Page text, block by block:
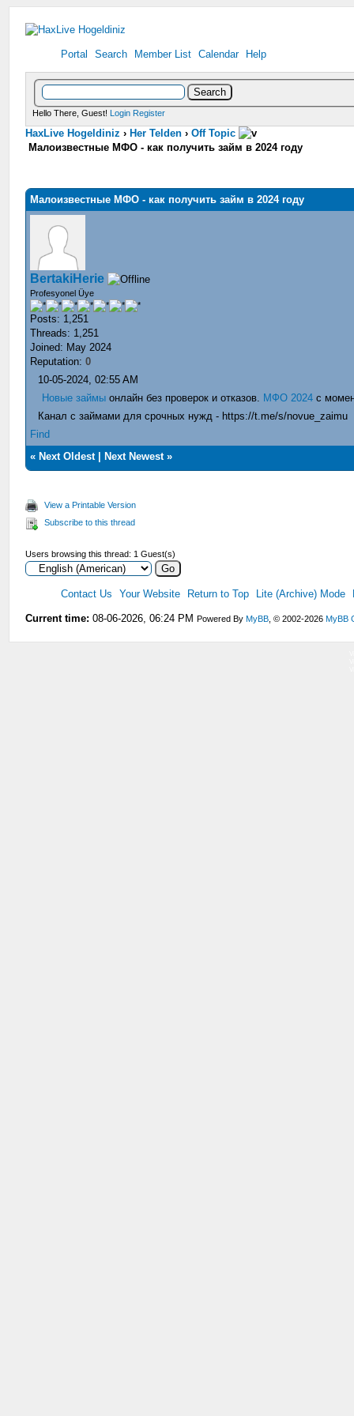
Portal Search Member List Calendar Help
Hello There, Guest! Login Register
HaxLive Hogeldiniz ›Her Telden ›Off Topic
Малоизвестные МФО - как получить займ в 2024 году
Малоизвестные МФО - как получить займ в 2024 году
BertakiHerie
Profesyonel Üye
Posts: 1,251
Threads: 1,251
Joined: May 2024
Reputation:0
10-05-2024, 02:55 AM
Новые займы онлайн без проверок и отказов. МФО 2024 с
Канал с займами для срочных нужд - https://t.me/s/novue_zaimu
Find
« Next Oldest| Next Newest»
View a Printable Version
Subscribe to this thread
Users browsing this thread: 1 Guest(s)
Contact Us Your Website Return to Top Lite (Archive) Mode
Current time: 08-06-2026, 06:24 PM Powered By MyBB , © 2002-2026 MyBB